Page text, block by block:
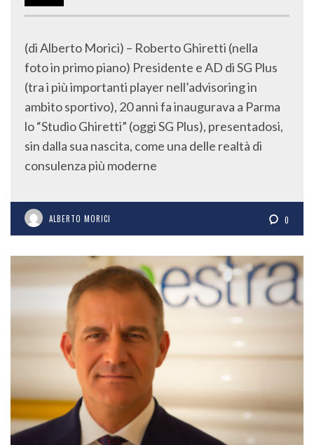
(di Alberto Morici) – Roberto Ghiretti (nella
foto in primo piano) Presidente e AD di SG Plus
(tra i più importanti player nell’advisoring in
ambito sportivo), 20 anni fa inaugurava a Parma
lo “Studio Ghiretti” (oggi SG Plus), presentadosi,
sin dalla sua nascita, come una delle realtà di
consulenza più moderne
ALBERTO MORICI 0